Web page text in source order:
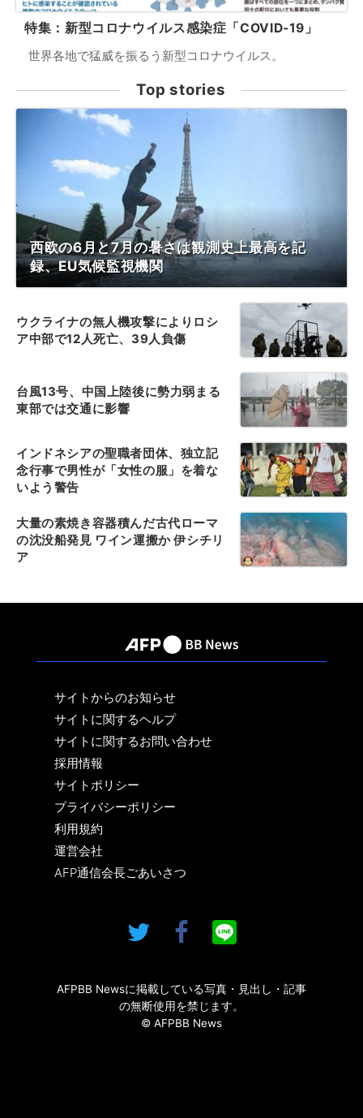
特集：新型コロナウイルス感染症「COVID-19」
世界各地で猛威を振るう新型コロナウイルス。
Top stories
西欧の6月と7月の暑さは観測史上最高を記
録、EU気候監視機関
ウクライナの無人機攻撃によりロシ
ア中部で12人死亡、39人負傷
台風13号、中国上陸後に勢力弱まる
東部では交通に影響
インドネシアの聖職者団体、独立記
念行事で男性が「女性の服」を着な
いよう警告
大量の素焼き容器積んだ古代ローマ
の沈没船発見 ワイン運搬か 伊シチリ
ア
サイトからのお知らせ
サイトに関するヘルプ
サイトに関するお問い合わせ
採用情報
サイトポリシー
プライバシーポリシー
利用規約
運営会社
AFP通信会長ごあいさつ
AFPBB Newsに掲載している写真・見出し・記事
の無断使用を禁じます。
© AFPBB News